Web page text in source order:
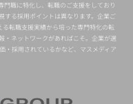
門職に特化し、転職のご支援をしており
する採用ポイントは異なります。企業ご
転職支援実績から培った専門特化の転
・ネットワークがあればこそ。企業が選
・採用されているかなど、マスメディア